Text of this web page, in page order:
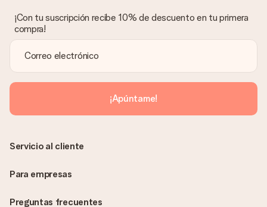
¡Con tu suscripción recibe 10% de descuento en tu primera
compra!
¡Apúntame!
Preguntas frecuentes
Servicio al cliente
Para empresas